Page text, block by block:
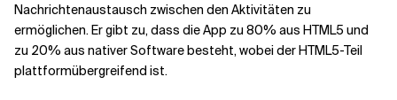
Nachrichtenaustausch zwischen den Aktivitäten zu
ermöglichen. Er gibt zu, dass die App zu 80% aus HTML5 und
zu 20% aus nativer Software besteht, wobei der HTML5-Teil
plattformübergreifend ist.